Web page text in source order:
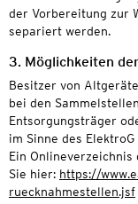
der Vorbereitung zur
separiert werden.
3. Möglichkeiten
Besitzer von
bei den
Entsorgungsträger
im Sinne des
Ein Onlineverzeichnis
Sie hier: https://
ruecknahmestellen.jsf